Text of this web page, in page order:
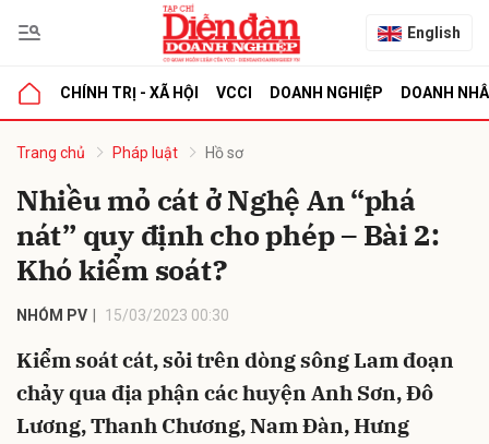
English
CHÍNH TRỊ - XÃ HỘI VCCI DOANH NGHIỆP DOANH
Trang chủ Pháp luật Hồ sơ
Nhiều mỏ cát ở Nghệ An “phá
nát” quy định cho phép – Bài 2:
Khó kiểm soát?
NHÓM PV 15/03/2023 00:30
Kiểm soát cát, sỏi trên dòng sông Lam đoạn
chảy qua địa phận các huyện Anh Sơn, Đô
Lương, Thanh Chương, Nam Đàn, Hưng
luận
Hủy